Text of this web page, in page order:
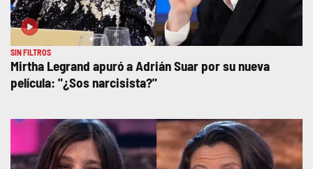
SIN FILTROS
Mirtha Legrand apuró a Adrián Suar por su nueva
película: "¿Sos narcisista?"